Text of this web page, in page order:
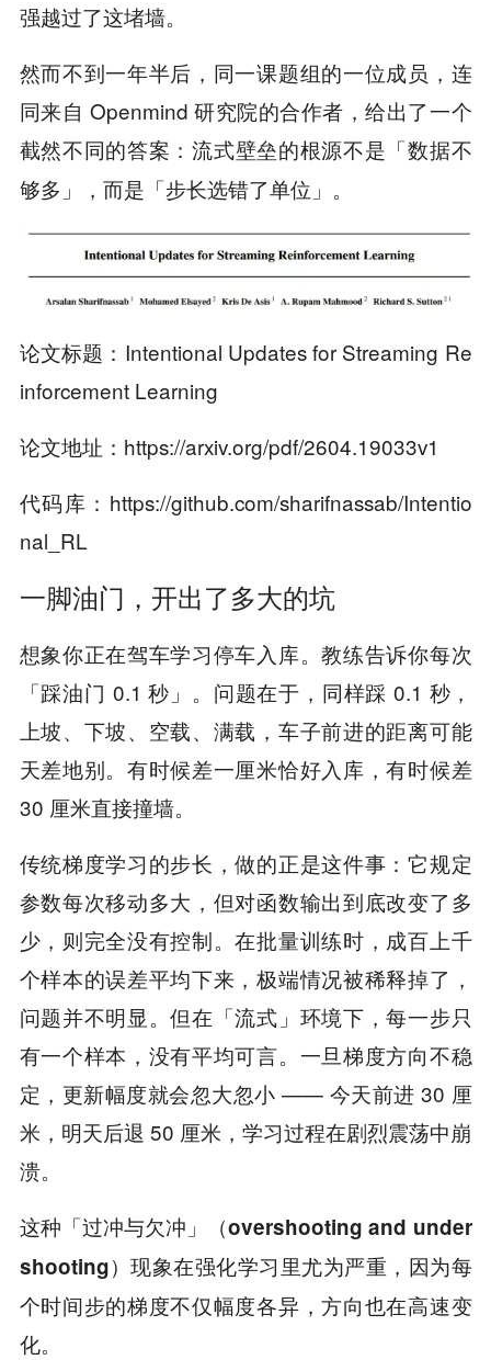
强越过了这堵墙。
然而不到一年半后，同一课题组的一位成员，连
同来自 Openmind 研究院的合作者，给出了一个
截然不同的答案：流式壁垒的根源不是「数据不
够多」，而是「步长选错了单位」 。
论文标题：Intentional Updates for Streaming Re
inforcement Learning
论文地址：https://arxiv.org/pdf/2604.19033v1
代码库：https://github.com/sharifnassab/Intentio
nal_RL
一脚油门，开出了多大的坑
想象你正在驾车学习停车入库。教练告诉你每次
「踩油门 0.1 秒」。问题在于，同样踩 0.1 秒，
上坡、下坡、空载、满载，车子前进的距离可能
天差地别。有时候差一厘米恰好入库，有时候差
30 厘米直接撞墙。
传统梯度学习的步长，做的正是这件事：它规定
参数每次移动多大，但对函数输出到底改变了多
少，则完全没有控制。在批量训练时，成百上千
个样本的误差平均下来，极端情况被稀释掉了，
问题并不明显。但在「流式」环境下，每一步只
有一个样本，没有平均可言。一旦梯度方向不稳
定，更新幅度就会忽大忽小 —— 今天前进 30 厘
米，明天后退 50 厘米，学习过程在剧烈震荡中崩
溃。
这种 「过冲与欠冲」（overshooting and under
shooting）现象在强化学习里尤为严重，因为每
个时间步的梯度不仅幅度各异，方向也在高速变
化。